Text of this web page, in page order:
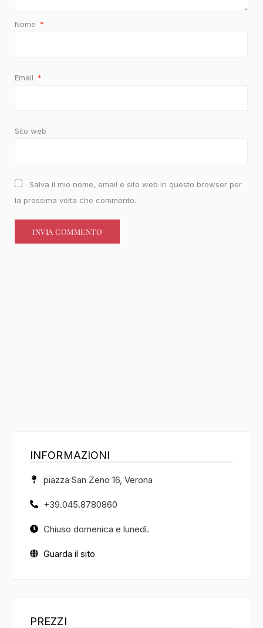
Nome *
Email *
Sito web
Salva il mio nome, email e sito web in questo browser per
la prossima volta che commento.
INFORMAZIONI
piazza San Zeno 16, Verona
+39.045.8780860
Chiuso domenica e lunedì.
Guarda il sito
PREZZI